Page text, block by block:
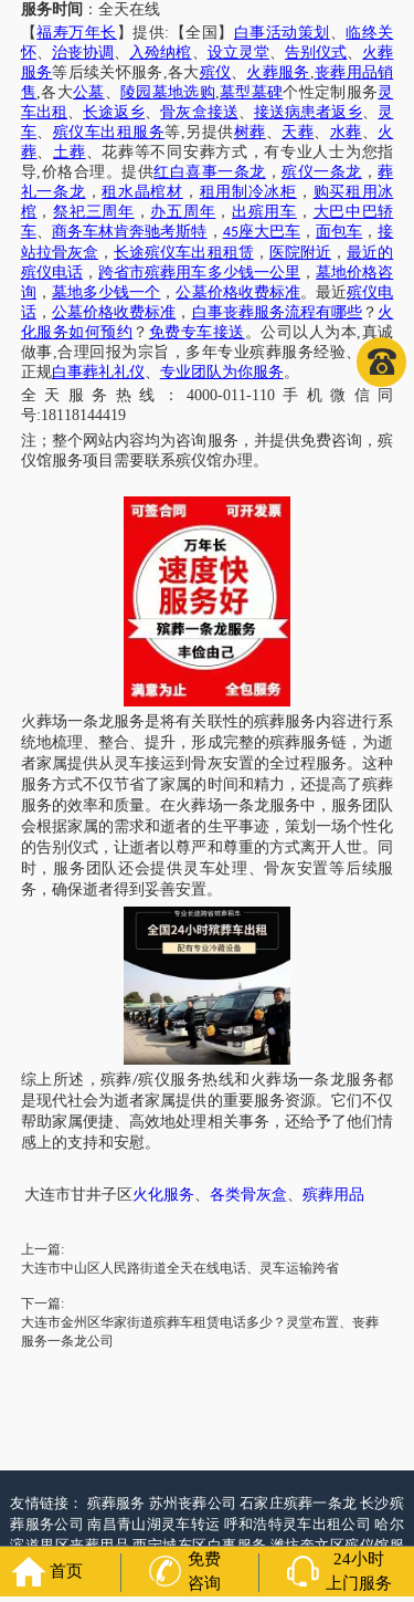
服务时间 ：全天在线
【福寿万年长 】提供:【全国】 白事活动策划 、临终关
怀、 治丧协调 、 入殓纳棺、 设立灵堂、 告别仪式、 火葬
服务等后续关怀服务 ,各大殡仪、 火葬服务 ,丧葬用品销
售,各大公墓、 陵园墓地选购,墓型墓碑个性定制服务 灵
车出租 、长途返乡、骨灰盒接送、 接送病患者返乡、
灵
车、 殡仪车出租服务等,另提供树葬、 天葬、 水葬、 火
葬、土葬、花葬等不同安葬方式，有专业人士为您指
导,价格合理。提供红白喜事一条龙 ，殡仪一条龙 ，葬
礼一条龙 ，租水晶棺材 ， 租用制冷冰柜 ， 购买租用冰
棺 ，祭祀三周年 ， 办五周年 ， 出殡用车 ， 大巴中巴轿
车、 商务车林肯奔驰考斯特 ， 45座大巴车， 面包车 ，接
站拉骨灰盒 ，长途殡仪车出租租赁， 医院附近 ，最近的
殡仪电话 ，跨省市殡葬用车多少钱一公里 ，墓地价格咨
询 ， 墓地多少钱一个 ，公墓价格收费标准。最近殡仪电
话， 公墓价格收费标准 ， 白事丧葬服务流程有哪些 ？ 火
化服务如何预约 ？ 免费专车接送 。公司以人为本,真诚
做事,合理回报为宗旨，多年专业殡葬服务经验、专注
正规白事葬礼礼仪、 专业团队为你服务。
全天服务热线
： 4000-011-110手机微信同
号:18118144419
注； 整个网站内容均为咨询服务，并提供免费咨询，殡
仪馆服务项目需要联系殡仪馆办理。
火葬场一条龙服务是将有关联性的殡葬服务内容进行系
统地梳理、整合、提升，形成完整的殡葬服务链，为逝
者家属提供从 灵车接运到骨灰安置的全过程服务。这种
服务方式不仅节省了家属的时间和精力，还提高了殡葬
服务的效率和质量。在火葬场一条龙服务中，服务团队
会根据家属的需求和逝者的生平事迹，策划一场个性化
的告别仪式，让逝者以尊严和尊重的方式离开人世。同
时，服务团队还会提供 灵车处理、骨灰安置等后续服
务，确保逝者得到妥善安置。
综上所述，殡葬/殡仪服务热线和火葬场一条龙服务都
是现代社会为逝者家属提供的重要服务资源。它们不仅
帮助家属便捷、高效地处理相关事务，还给予了他们情
感上的支持和安慰。
大连市甘井子区火化服务 各类骨灰盒 殡葬用品
上一篇:
大连市中山区人民路街道全天在线电话、灵车运输跨省
下一篇:
大连市金州区华家街道殡葬车租赁电话多少？灵堂布置、丧葬
服务一条龙公司
友情链接： 殡葬服务 苏州丧葬公司石家庄殡葬一条龙长沙殡
葬服务公司南昌青山湖灵车转运 呼和浩特灵车出租公司哈尔
滨道里区丧葬用品西宁城东区白事服务潍坊奎文区殡仪馆服
务 乳山寿衣店铺 杭州上城区灵堂布置 沈阳浑南区殡葬平台
国墓地网
中国非急救转运网网站建设 中国殡葬一条龙网中国
首页
免费
咨询
24小时
上门服务